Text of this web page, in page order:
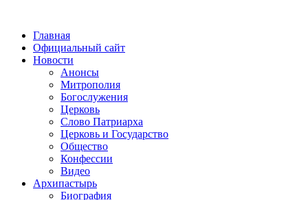
Главная
Официальный сайт
Новости
Анонсы
Митрополия
Богослужения
Церковь
Слово Патриарха
Церковь и Государство
Общество
Конфессии
Видео
Архипастырь
Биография